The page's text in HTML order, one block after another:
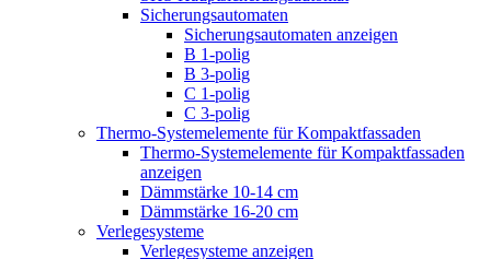
Sicherungsautomaten
Sicherungsautomaten anzeigen
B 1-polig
B 3-polig
C 1-polig
C 3-polig
Thermo-Systemelemente für Kompaktfassaden
Thermo-Systemelemente für Kompaktfassaden
anzeigen
Dämmstärke 10-14 cm
Dämmstärke 16-20 cm
Verlegesysteme
Verlegesysteme anzeigen